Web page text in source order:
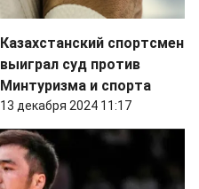
Казахстанский спортсмен
выиграл суд против
Минтуризма и спорта
13 декабря 2024 11:17